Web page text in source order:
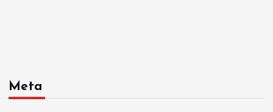
Meta